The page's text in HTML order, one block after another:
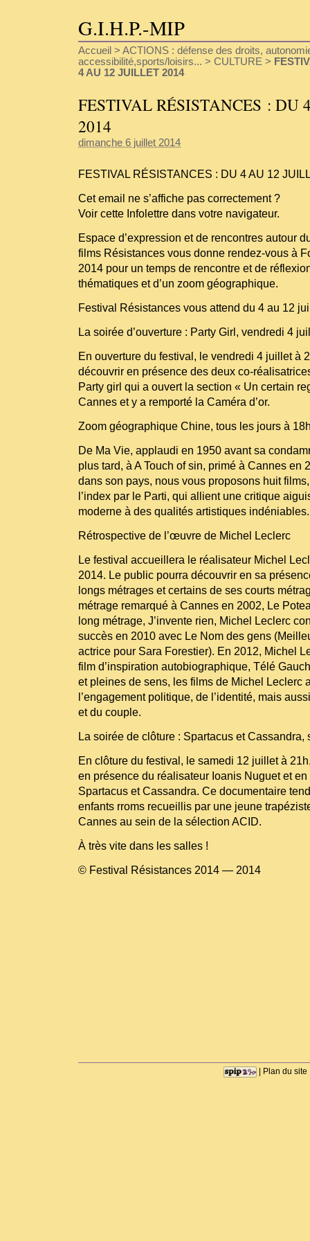
G.I.H.P.-MIP
Accueil > ACTIONS : défense des droits,
accessibilité,sports/loisirs... > CULTURE >
4 AU 12 JUILLET 2014
FESTIVAL RÉSISTANCES : DU
2014
dimanche 6 juillet 2014
FESTIVAL RÉSISTANCES : DU 4 AU 12
Cet email ne s’affiche pas correctement ?
Voir cette Infolettre dans votre navigateur.
Espace d’expression et de rencontres autour
films Résistances vous donne rendez-vous à
2014 pour un temps de rencontre et de
thématiques et d’un zoom géographique.
Festival Résistances vous attend du 4 au 12
La soirée d’ouverture : Party Girl, vendredi 4
En ouverture du festival, le vendredi 4 juillet à
découvrir en présence des deux co-
Party girl qui a ouvert la section « Un certain
Cannes et y a remporté la Caméra d’or.
Zoom géographique Chine, tous les jours à
De Ma Vie, applaudi en 1950 avant sa
plus tard, à A Touch of sin, primé à Cannes en
dans son pays, nous vous proposons huit
l’index par le Parti, qui allient une critique
moderne à des qualités artistiques indéniables.
Rétrospective de l’œuvre de Michel Leclerc
Le festival accueillera le réalisateur Michel
2014. Le public pourra découvrir en sa
longs métrages et certains de ses courts
métrage remarqué à Cannes en 2002, Le
long métrage, J’invente rien, Michel Leclerc
succès en 2010 avec Le Nom des gens
actrice pour Sara Forestier). En 2012, Michel
film d’inspiration autobiographique, Télé
et pleines de sens, les films de Michel Leclerc
l’engagement politique, de l’identité, mais
et du couple.
La soirée de clôture : Spartacus et
En clôture du festival, le samedi 12 juillet à
en présence du réalisateur Ioanis Nuguet et
Spartacus et Cassandra. Ce documentaire
enfants rroms recueillis par une jeune
Cannes au sein de la sélection ACID.
À très vite dans les salles !
© Festival Résistances 2014 — 2014
Plan du site